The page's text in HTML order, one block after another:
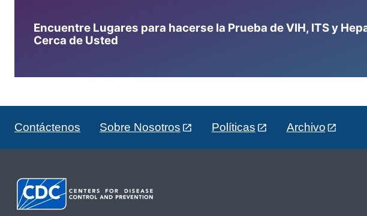
Encuentre Lugares para hacerse la Prueba de VIH, ITS y
Cerca de Usted
Contáctenos Sobre Nosotros Políticas Archivo